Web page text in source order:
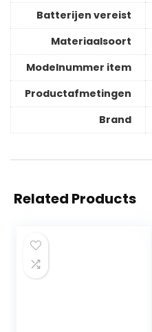
Batterijen vereist
Materiaalsoort
Modelnummer item
Productafmetingen
Brand
Related Products